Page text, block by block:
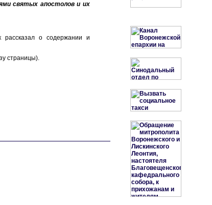
святых апостолов и их
рассказал о содержании и
страницы).